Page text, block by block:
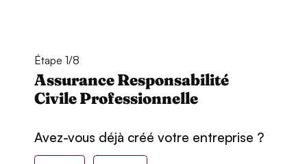
Étape 1/8
Assurance Responsabilité
Civile Professionnelle
Avez-vous déjà créé votre entreprise ?